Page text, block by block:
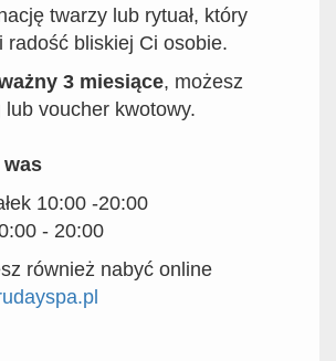
twarzy lub rytuał, który
radość bliskiej Ci osobie.
3 miesiące, możesz
voucher kwotowy.
10:00 -20:00
- 20:00
również nabyć online